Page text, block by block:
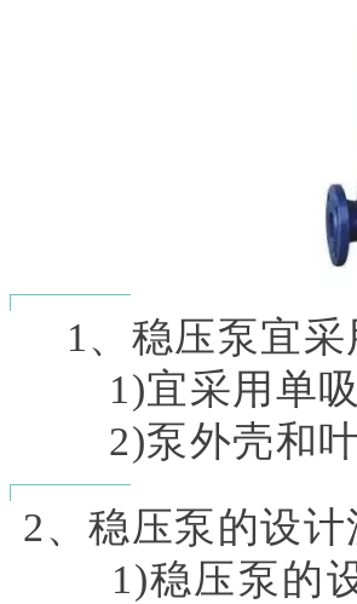
1、稳压泵宜采
1)宜采用单吸
2)泵外壳和叶
2、稳压泵的设
1)稳压泵的设